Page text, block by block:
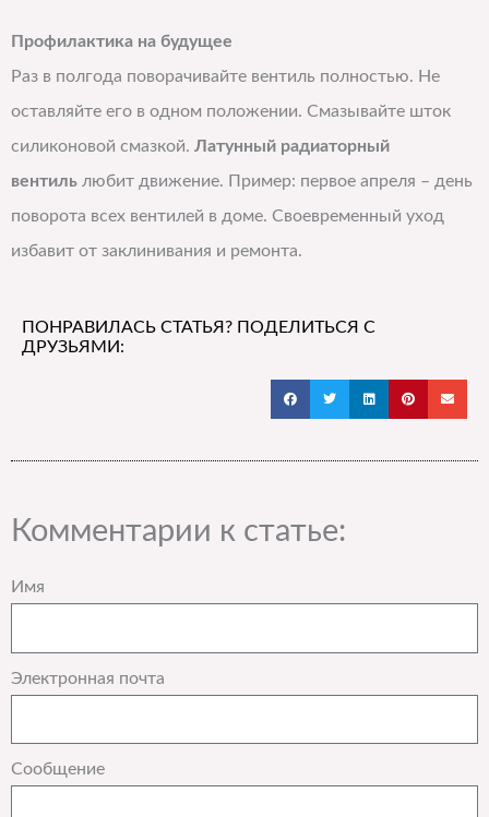
Профилактика на будущее
Раз в полгода поворачивайте вентиль полностью. Не
оставляйте его в одном положении. Смазывайте шток
силиконовой смазкой. Латунный радиаторный
вентиль любит движение. Пример: первое апреля – день
поворота всех вентилей в доме. Своевременный уход
избавит от заклинивания и ремонта.
ПОНРАВИЛАСЬ СТАТЬЯ? ПОДЕЛИТЬСЯ С
ДРУЗЬЯМИ:
Комментарии к статье:
Имя
Электронная почта
Сообщение